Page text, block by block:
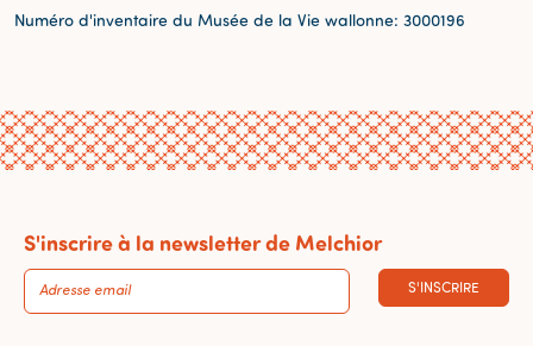
Numéro d'inventaire du Musée de la Vie wallonne: 3000196
S'inscrire à la newsletter de Melchior
S'INSCRIRE